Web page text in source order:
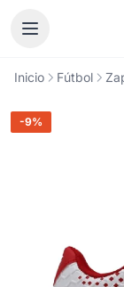
Inicio Fútbol
-9%